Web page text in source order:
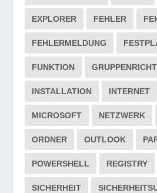
EXPLORER FEHLER
FEHLERMELDUNG
FUNKTION
INSTALLATION INTERNET
MICROSOFT NETZWERK
ORDNER OUTLOOK
POWERSHELL REGISTRY
SICHERHEIT